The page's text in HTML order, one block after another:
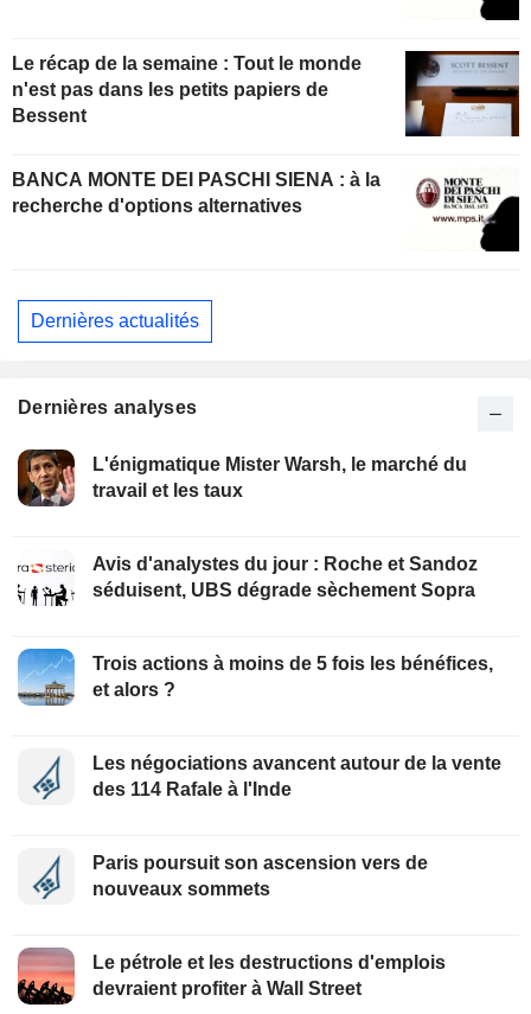
Le récap de la semaine : Tout le monde
n'est pas dans les petits papiers de
Bessent
BANCA MONTE DEI PASCHI SIENA : à la
recherche d'options alternatives
Dernières actualités
Dernières analyses
L'énigmatique Mister Warsh, le marché du
travail et les taux
Avis d'analystes du jour : Roche et Sandoz
séduisent, UBS dégrade sèchement Sopra
Trois actions à moins de 5 fois les bénéfices,
et alors ?
Les négociations avancent autour de la vente
des 114 Rafale à l'Inde
Paris poursuit son ascension vers de
nouveaux sommets
Le pétrole et les destructions d'emplois
devraient profiter à Wall Street